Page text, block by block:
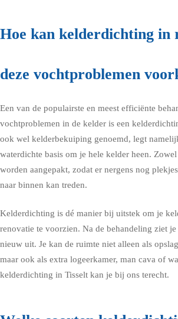
Hoe kan kelderdichting in
deze vochtproblemen
Een van de populairste en meest efficiënte
vochtproblemen in de kelder is een
ook wel kelderbekuiping genoemd, legt
waterdichte basis om je hele kelder heen.
worden aangepakt, zodat er nergens nog
naar binnen kan treden.
Kelderdichting is dé manier bij uitstek om je
renovatie te voorzien. Na de behandeling ziet
nieuw uit. Je kan de ruimte niet alleen als
maar ook als extra logeerkamer, man cava of
kelderdichting in Tisselt kan je bij ons terecht.